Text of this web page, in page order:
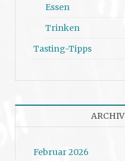
Essen
Trinken
Tasting-Tipps
ARCHIV
Februar 2026